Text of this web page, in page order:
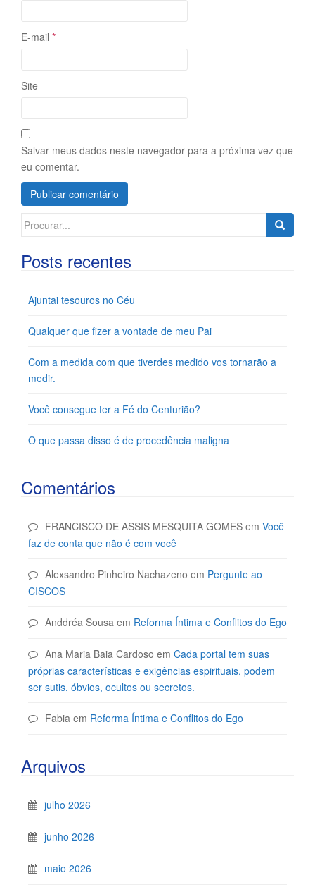
E-mail *
Site
Salvar meus dados neste navegador para a próxima vez que
eu comentar.
Search
Posts recentes
Ajuntai tesouros no Céu
Qualquer que fizer a vontade de meu Pai
Com a medida com que tiverdes medido vos tornarão a
medir.
Você consegue ter a Fé do Centurião?
O que passa disso é de procedência maligna
Comentários
FRANCISCO DE ASSIS MESQUITA GOMES em Você
faz de conta que não é com você
Alexsandro Pinheiro Nachazeno em Pergunte ao
CISCOS
Anddréa Sousa em Reforma Íntima e Conflitos do Ego
Ana Maria Baia Cardoso em Cada portal tem suas
próprias características e exigências espirituais, podem
ser sutis, óbvios, ocultos ou secretos.
Fabia em Reforma Íntima e Conflitos do Ego
Arquivos
julho 2026
junho 2026
maio 2026